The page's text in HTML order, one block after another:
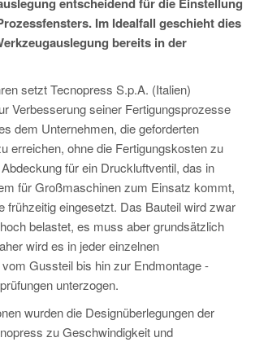
Im Idealfall geschieht dies
bereits in der
setzt Tecnopress S.p.A. (Italien)
Verbesserung seiner Fertigungsprozesse
dem Unternehmen, die geforderten
erreichen, ohne die Fertigungskosten zu
für ein Druckluftventil, das in
für Großmaschinen zum Einsatz kommt,
frühzeitig eingesetzt. Das Bauteil wird zwar
belastet, es muss aber grundsätzlich
wird es in jeder einzelnen
Gussteil bis hin zur Endmontage -
unterzogen.
wurden die Designüberlegungen der
zu Geschwindigkeit und